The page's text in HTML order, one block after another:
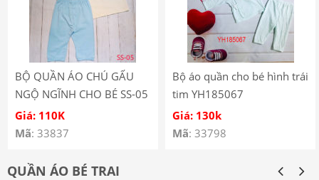
BỘ QUẦN ÁO CHÚ GẤU
NGỘ NGĨNH CHO BÉ SS-05
Giá: 110K
Mã: 33837
Bộ áo quần cho bé hình trái
tim YH185067
Giá: 130k
Mã: 33798
QUẦN ÁO BÉ TRAI